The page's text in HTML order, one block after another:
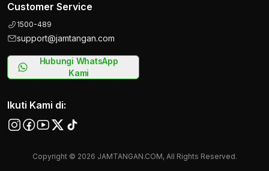
Customer Service
1500-489
support@jamtangan.com
Hubungi WhatsApp
Kami
Ikuti Kami di:
Copyright © 2026 JAMTANGAN.COM, All Rights Reserved.